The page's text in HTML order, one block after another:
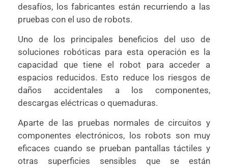
desafíos, los fabricantes están recurriendo a las
pruebas con el uso de robots.
Uno de los principales beneficios del uso de
soluciones robóticas para esta operación es la
capacidad que tiene el robot para acceder a
espacios reducidos. Esto reduce los riesgos de
daños accidentales a los componentes,
descargas eléctricas o quemaduras.
Aparte de las pruebas normales de circuitos y
componentes electrónicos, los robots son muy
eficaces cuando se prueban pantallas táctiles y
otras superficies sensibles que se están